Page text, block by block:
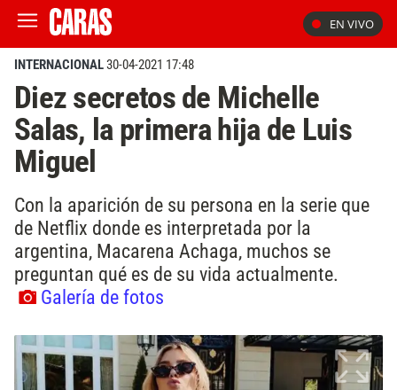
EN VIVO
INTERNACIONAL30-04-2021 17:48
Diez secretos de Michelle
Salas, la primera hija de Luis
Miguel
Con la aparición de su persona en la serie que
de Netflix donde es interpretada por la
argentina, Macarena Achaga, muchos se
preguntan qué es de su vida actualmente.
Galería de fotos